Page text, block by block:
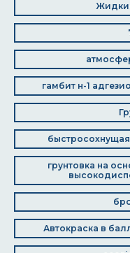
гамбит н-1
грунтовка на
Автокраска в